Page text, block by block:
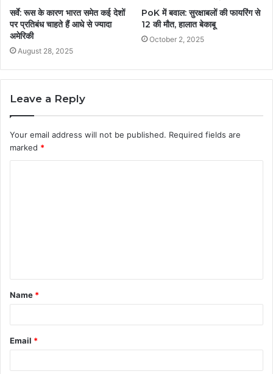
सर्वे: रूस के कारण भारत समेत कई देशों
पर प्रतिबंध चाहते हैं आधे से ज्यादा
अमेरिकी
August 28, 2025
PoK में बवाल: सुरक्षाबलों की फायरिंग से
12 की मौत, हालात बेकाबू
October 2, 2025
Leave a Reply
Your email address will not be published. Required fields are
marked *
t
*
Name *
Email *